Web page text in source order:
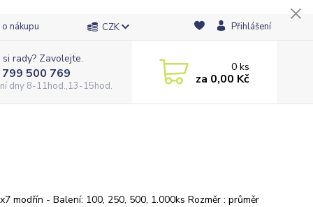
nákupu CZK Přihlášení
rady? Zavolejte.
500 769
dny 8-11hod.,13-15hod.
0ks
za 0,00 Kč
modřín - Balení: 100, 250, 500, 1.000ks Rozměr : průměr